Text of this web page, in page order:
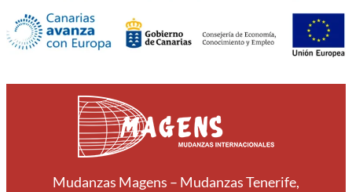
Mudanzas Magens – Mudanzas Tenerife,